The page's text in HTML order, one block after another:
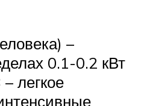
–
0.1-0.2 кВт
легкое